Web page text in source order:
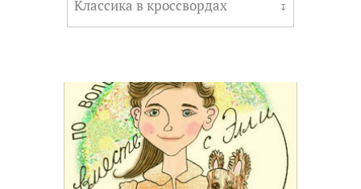
Классика в кроссвордах ↧